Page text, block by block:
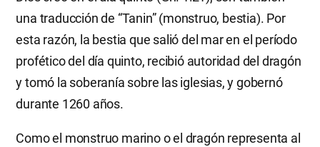
una traducción de “Tanin” (monstruo, bestia). Por
esta razón, la bestia que salió del mar en el período
profético del día quinto, recibió autoridad del dragón
y tomó la soberanía sobre las iglesias, y gobernó
durante 1260 años.
Como el monstruo marino o el dragón representa al